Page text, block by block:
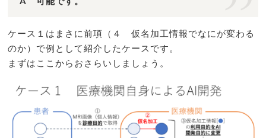
ケース１はまさに前項（４ 仮名加工情報でなにが変わる
のか）で例として紹介したケースです。
まずはここからおさらいしましょう。